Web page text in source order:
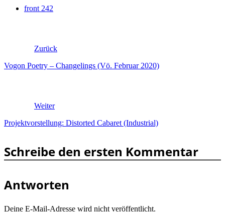
front 242
Zurück
Vogon Poetry – Changelings (Vö. Februar 2020)
Weiter
Projektvorstellung: Distorted Cabaret (Industrial)
Schreibe den ersten Kommentar
Antworten
Deine E-Mail-Adresse wird nicht veröffentlicht.